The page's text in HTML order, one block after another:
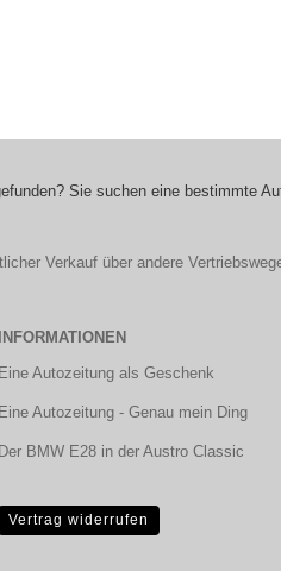
Sie suchen eine bestimmte
Verkauf über andere
INFORMATIONEN
Eine Autozeitung als Geschenk
Eine Autozeitung - Genau mein Ding
Der BMW E28 in der Austro Classic
Vertrag widerrufen